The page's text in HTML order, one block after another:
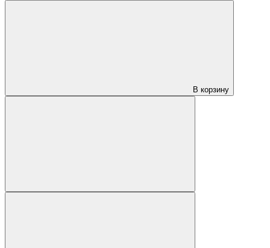
В корзину